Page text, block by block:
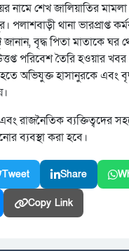
নামে শেখ জালিয়াতির
পলাশবাড়ী থানা ভারপ্রাপ্ত
বৃদ্ধ পিতা মাতাকে ঘর
পরিবেশ তৈরি হওয়ার
অভিযুক্ত হাসানুরকে এবং
এবং রাজনৈতিক ব্যক্তিত্বদের
ব্যবস্থা করা হবে।
Tweet Share
Copy Link